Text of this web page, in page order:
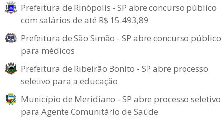
Prefeitura de Rinópolis - SP abre concurso público
com salários de até R$ 15.493,89
Prefeitura de São Simão - SP abre concurso público
para médicos
Prefeitura de Ribeirão Bonito - SP abre processo
seletivo para a educação
Município de Meridiano - SP abre processo seletivo
para Agente Comunitário de Saúde